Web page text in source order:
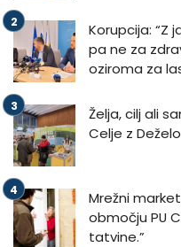
Korupcija: “Z
pa ne za
oziroma za
Želja, cilj ali
Celje z
Mrežni
območju PU
tatvine.”